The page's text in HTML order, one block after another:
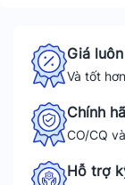
Giá
Và tốt
Chính
CO/CQ
Hỗ trợ